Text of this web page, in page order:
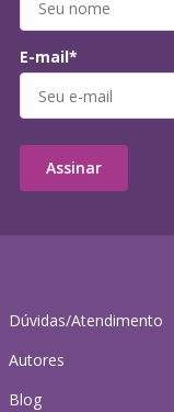
Dúvidas/Atendimento
Autores
Blog
E-mail*
Assinar